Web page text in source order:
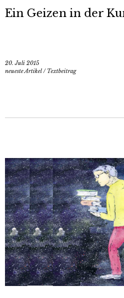
Ein Geizen in der
20. Juli 2015
neueste Artikel/ Textbeitrag